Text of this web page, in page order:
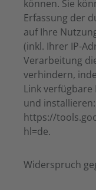
können. Sie
Erfassung der
auf Ihre
(inkl. Ihrer IP-
Verarbeitung
verhindern,
Link
und installieren:
https://
hl=de.
Widerspruch